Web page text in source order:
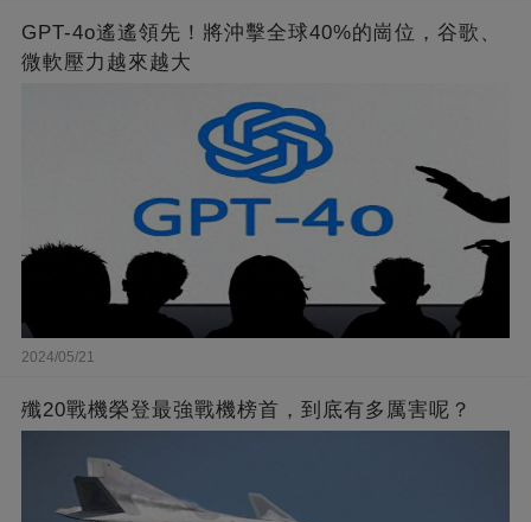
GPT-4o遙遙領先！將沖擊全球40%的崗位，谷歌、
微軟壓力越來越大
2024/05/21
殲20戰機榮登最強戰機榜首，到底有多厲害呢？